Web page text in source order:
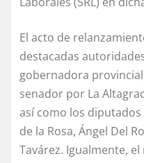
El acto de
destacadas
gobernadora
senador por La
así como los diputados
de la Rosa, Ángel Del
Tavárez. Igualmente,